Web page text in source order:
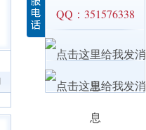
QQ：351576338